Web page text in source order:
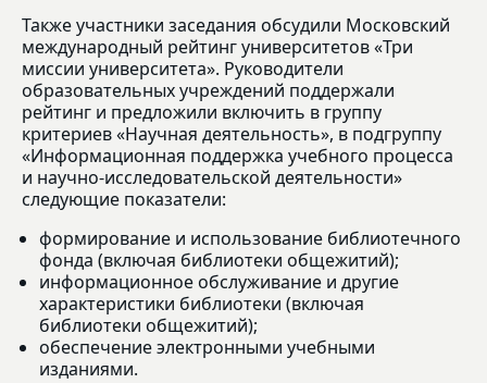
Также участники заседания обсудили Московский
международный рейтинг университетов «Три
миссии университета». Руководители
образовательных учреждений поддержали
рейтинг и предложили включить в группу
критериев «Научная деятельность», в подгруппу
«Информационная поддержка учебного процесса
и научно-исследовательской деятельности»
следующие показатели:
формирование и использование библиотечного
фонда (включая библиотеки общежитий);
информационное обслуживание и другие
характеристики библиотеки (включая
библиотеки общежитий);
обеспечение электронными учебными
изданиями.